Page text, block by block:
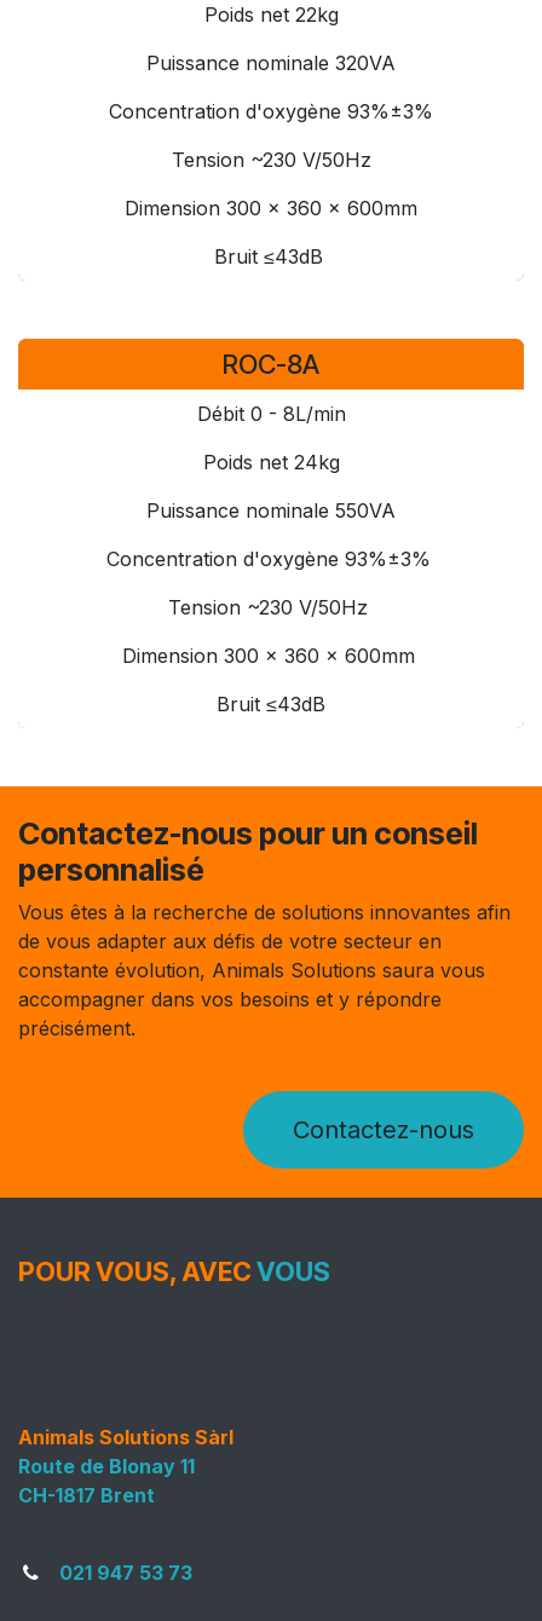
Poids net 22kg
Puissance nominale 320VA
Concentration d'oxygène 93%±3%
Tension ~230 V/50Hz
Dimension 300 x 360 x 600mm
Bruit ≤43dB
ROC-8A
Débit 0 - 8L/min
Poids net 24kg
Puissance nominale 550VA
Concentration d'oxygène 93%±3%
Tension ~230 V/50Hz
Dimension 300 x 360 x 600mm
Bruit ≤43dB
Contactez-nous pour un conseil
personnalisé
Vous êtes à la recherche de solutions innovantes afin
de vous adapter aux défis de votre secteur en
constante évolution, Animals Solutions saura vous
accompagner dans vos besoins et y répondre
précisément.
Contactez-nous
POUR VOUS, AVECVOUS
Animals Solutions Sàrl
Route de Blonay 11
CH-1817 Brent
021 947 53 73